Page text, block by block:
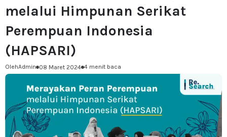
melalui Himpunan Serikat
Perempuan Indonesia
(HAPSARI)
OlehAdmin 08 Maret 2024 4 menit baca